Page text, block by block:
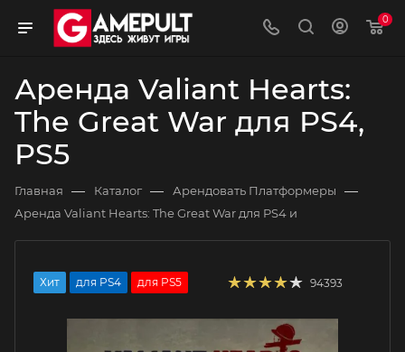
0
Аренда Valiant Hearts:
The Great War для PS4,
PS5
Главная — Каталог — Арендовать Платформеры —
Аренда Valiant Hearts: The Great War для PS4 и
Хит для PS4 для PS5 94393